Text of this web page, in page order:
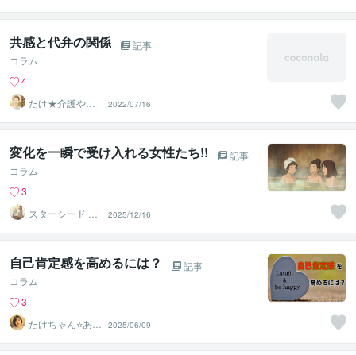
共感と代弁の関係
記事
コラム
4
たけ★介護や親
子関係の悩み改
善
2022/07/16
変化を一瞬で受け入れる女性たち!!
記事
コラム
3
スターシード あ
いな
2025/12/16
自己肯定感を高めるには？
記事
コラム
3
たけちゃん⭐あな
たの魅力を見つ
ける対話人
2025/06/09